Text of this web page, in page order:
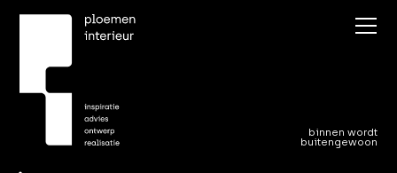
binnen wordt
buitengewoon